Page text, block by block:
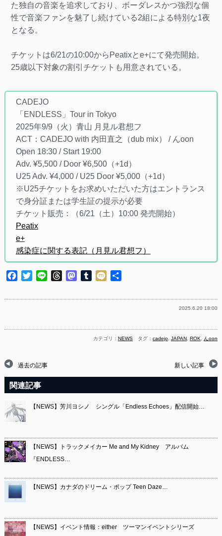
た独自の音楽を追求しており、ボーダレスかつ強烈な個
性で音楽ファンを魅了し続けている2組による特別な1夜
となる。
チケットは6/21の10:00からPeatixとe+にて発売開始。
25歳以下対象の割引チケットも用意されている。
CADEJO
「ENDLESS」Tour in Tokyo
2025年9/9（火）青山 月見ル君想フ
ACT：CADEJO with 内田直之（dub mix） / んoon
Open 18:30 / Start 19:00
Adv. ¥5,500 / Door ¥6,500（+1d）
U25 Adv. ¥4,000 / U25 Door ¥5,000（+1d）
※U25チケットをお求めいただいた方はエントランス
で身分証または学生証の提示が必要
チケット販売：（6/21（土）10:00 発売開始）
Peatix
e+
感染症に関する表記（月見ル君想フ）
Facebook
TwitterLine ThreadsMastodon
Tumblr
Mixi
2025.6.20 18:00
カテゴリ：NEWS タグ：cadejo ,JAPAN ,ROK んoon
過去の記事 新しい記事
関連記事
【NEWS】芳川ヨシノ シングル「Endless Echoes」配信開始…
【NEWS】トラックメイカー Me and My Kidney アルバム
『ENDLESS…
【NEWS】カナダのドリーム・ポップ Teen Daze…
【NEWS】イベント情報：either ツーマンイベントシリーズ